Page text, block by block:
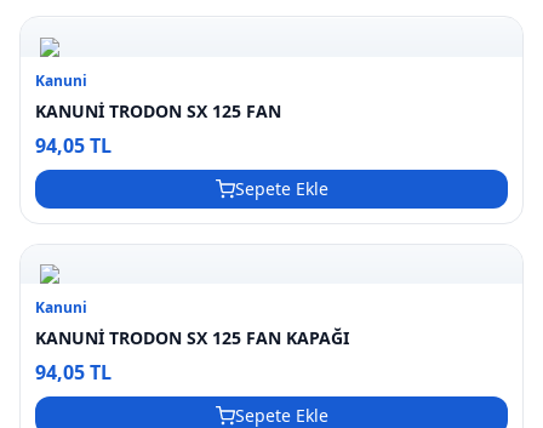
Kanuni
KANUNİ TRODON SX 125 FAN
94,05 TL
Sepete Ekle
Kanuni
KANUNİ TRODON SX 125 FAN KAPAĞI
94,05 TL
Sepete Ekle